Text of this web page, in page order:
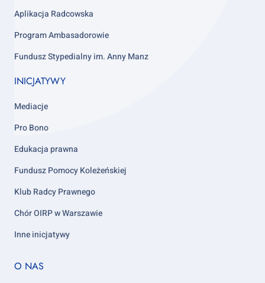
Aplikacja Radcowska
Program Ambasadorowie
Fundusz Stypedialny im. Anny Manz
INICJATYWY
Mediacje
Pro Bono
Edukacja prawna
Fundusz Pomocy Koleżeńskiej
Klub Radcy Prawnego
Chór OIRP w Warszawie
Inne inicjatywy
Footer
O NAS